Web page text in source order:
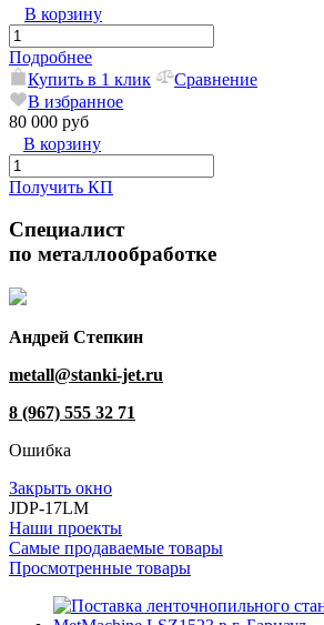
В корзину
Подробнее
Купить в 1 клик
Сравнение
В избранное
80 000 руб
В корзину
Получить КП
Специалист
по металлообработке
Андрей Степкин
metall@stanki-jet.ru
8 (967) 555 32 71
Ошибка
Закрыть окно
JDP-17LM
Наши проекты
Самые продаваемые товары
Просмотренные товары